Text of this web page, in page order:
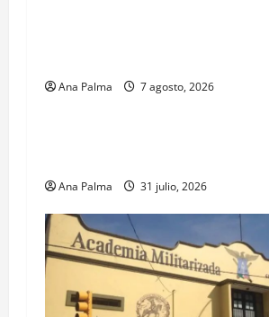
Ana Palma 7 agosto, 2026
Estados
Ana Palma 31 julio, 2026